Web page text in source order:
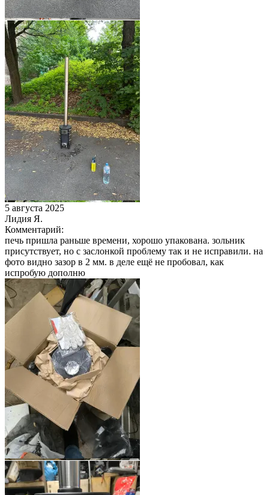
5 августа 2025
Лидия Я.
Комментарий:
печь пришла раньше времени, хорошо упакована. зольник
присутствует, но с заслонкой проблему так и не исправили. на
фото видно зазор в 2 мм. в деле ещё не пробовал, как
испробую дополню